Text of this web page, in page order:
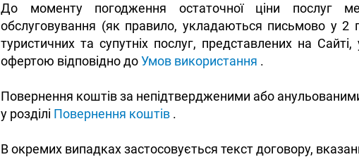
До моменту погодження остаточної ціни послуг
обслуговування (як правило, укладаються письмово у 2
туристичних та супутніх послуг, представлених на
офертою відповідно доУмов використання .
Повернення коштів за непідтвердженими або
у розділі Повернення коштів .
В окремих випадках застосовується текст договору,